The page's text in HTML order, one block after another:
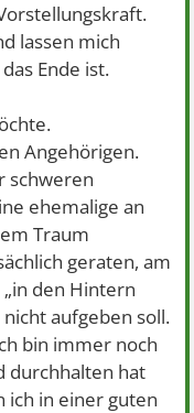
lassen mich
Ende ist.
Angehörigen.
schweren
ehemalige an
Traum
geraten, am
den Hintern
aufgeben soll.
bin immer noch
durchhalten hat
ich in einer guten